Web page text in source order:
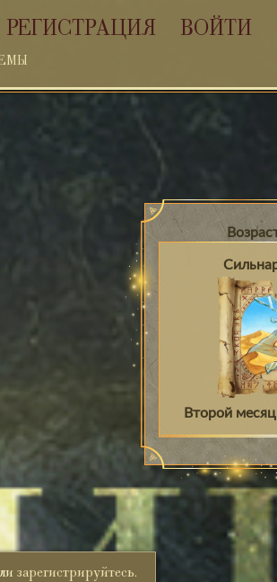
РЕГИСТРАЦИЯ ВОЙТИ
Второй
зарегистрируйтесь.